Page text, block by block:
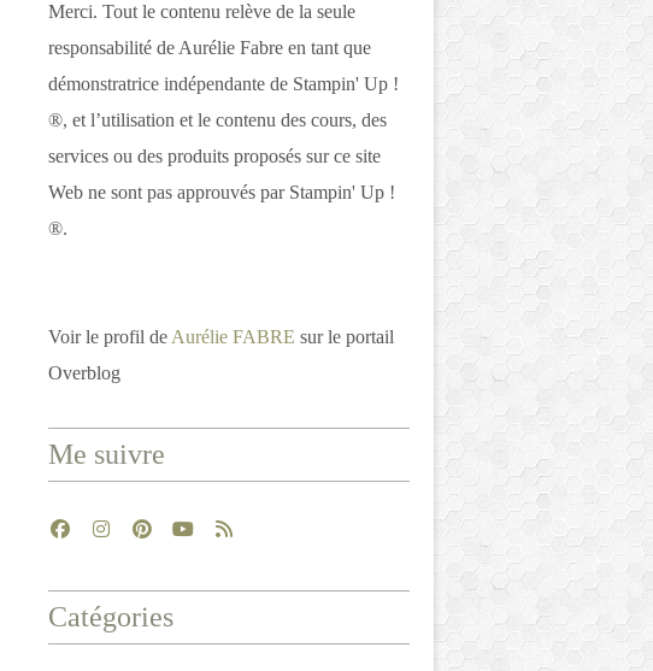
Merci. Tout le contenu relève de la seule
responsabilité de Aurélie Fabre en tant que
démonstratrice indépendante de Stampin' Up !
®, et l’utilisation et le contenu des cours, des
services ou des produits proposés sur ce site
Web ne sont pas approuvés par Stampin' Up !
®.
Voir le profil de Aurélie FABRE sur le portail
Overblog
Me suivre
Catégories